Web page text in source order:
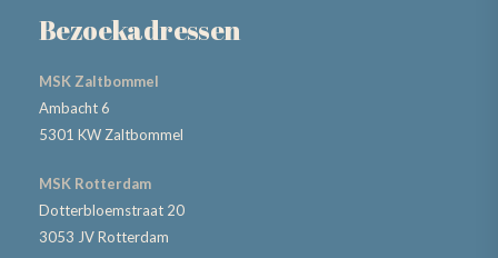
Bezoekadressen
MSK Zaltbommel
Ambacht 6
5301 KW Zaltbommel
MSK Rotterdam
Dotterbloemstraat 20
3053 JV Rotterdam